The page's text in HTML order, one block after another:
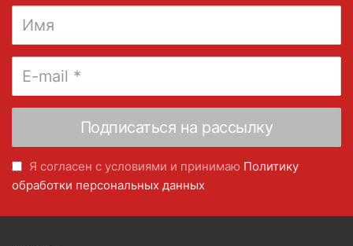
Я согласен с условиями и принимаю Политику
обработки персональных данных